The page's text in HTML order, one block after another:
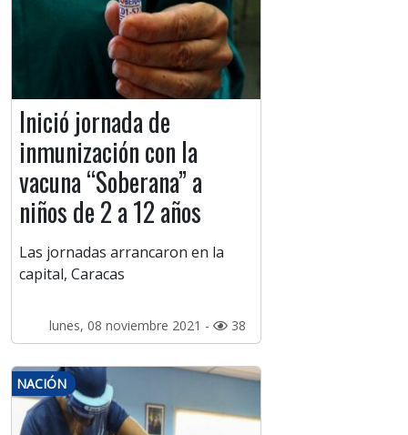
Inició jornada de
inmunización con la
vacuna “Soberana” a
niños de 2 a 12 años
Las jornadas arrancaron en la
capital, Caracas
lunes, 08 noviembre 2021 - 38
NACIÓN